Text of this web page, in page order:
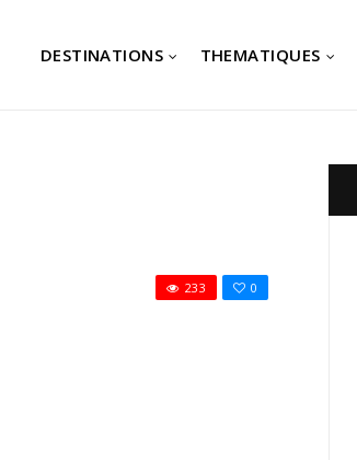
DESTINATIONS THEMATIQUES
0
233